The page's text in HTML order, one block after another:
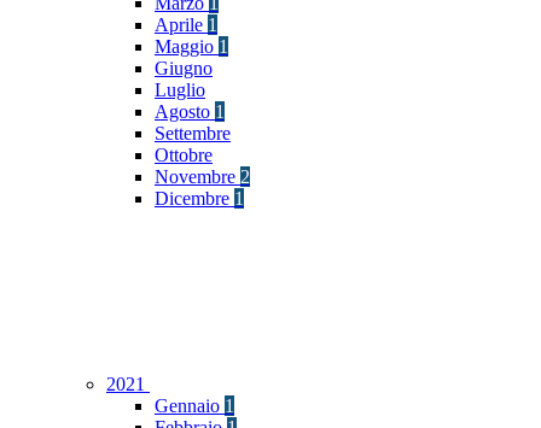
Aprile 1
Maggio 1
Giugno
Luglio
Agosto 1
Settembre
Ottobre
Novembre 2
Dicembre 1
2021
Gennaio 1